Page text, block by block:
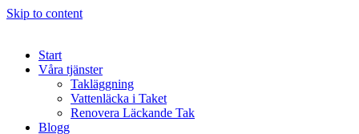
Skip to content
Start
Våra tjänster
Takläggning
Vattenläcka i Taket
Renovera Läckande Tak
Blogg